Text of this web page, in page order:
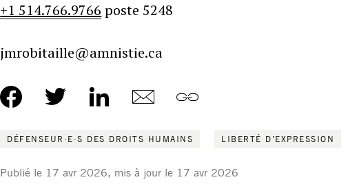
+1 514.766.9766 poste 5248
jmrobitaille@amnistie.ca
DÉFENSEUR·E·S DES DROITS HUMAINS LIBERTÉ D’EXPRESSION
Publié le 17 avr 2026, mis à jour le 17 avr 2026